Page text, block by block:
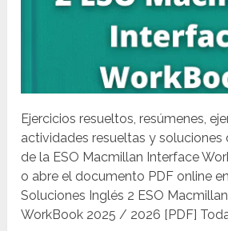
Ejercicios resueltos, resúmenes,
actividades resueltas y soluciones
de la ESO Macmillan Interface
o abre el documento PDF online
Soluciones Inglés 2 ESO
WorkBook 2025 / 2026 [PDF]